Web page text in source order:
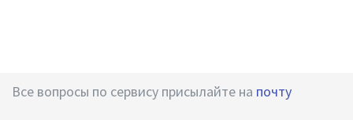
Все вопросы по сервису присылайте на почту